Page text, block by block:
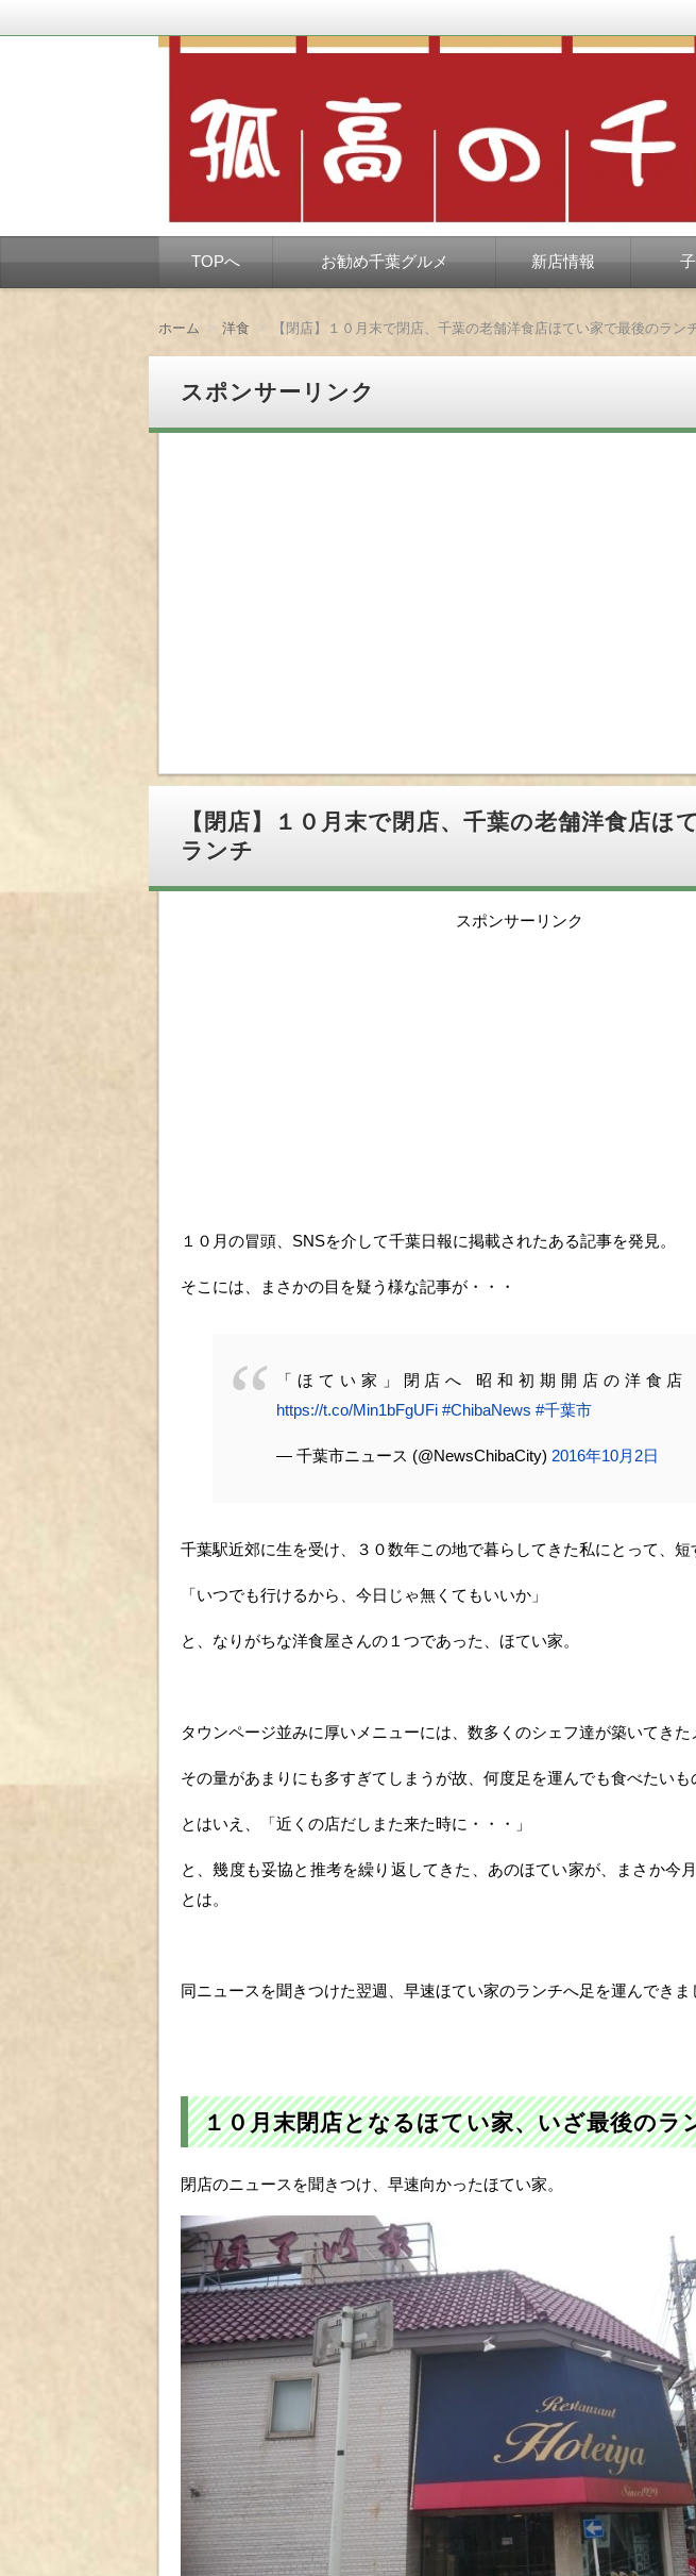
孤高の千葉グルメ
千葉市を中心とした、孤独なようで孤独でもない、ちょっと孤高な食べ歩
TOPへ お勧め千葉グルメ 新店情報
ホーム 洋食 【閉店】１０月末で閉店、千葉の老舗洋食店ほてい家で最後のラン
スポンサーリンク
【閉店】１０月末で閉店、千葉の老舗洋食店ほ
ランチ
スポンサーリンク
１０月の冒頭、SNSを介して千葉日報に掲載されたある記事を発見。
そこには、まさかの目を疑う様な記事が・・・
「ほてい家」閉店へ 昭和初期開店の洋食店
https://t.co/Min1bFgUFi #ChibaNews #千葉市
— 千葉市ニュース (@NewsChibaCity) 2016年10月2日
千葉駅近郊に生を受け、３０数年この地で暮らしてきた私にとって、短
「いつでも行けるから、今日じゃ無くてもいいか」
と、なりがちな洋食屋さんの１つであった、ほてい家。
タウンページ並みに厚いメニューには、数多くのシェフ達が築いてきた
その量があまりにも多すぎてしまうが故、何度足を運んでも食べたいも
とはいえ、「近くの店だしまた来た時に・・・」
と、幾度も妥協と推考を繰り返してきた、あのほてい家が、まさか今
とは。
同ニュースを聞きつけた翌週、早速ほてい家のランチへ足を運んできま
１０月末閉店となるほてい家、いざ最後のラ
閉店のニュースを聞きつけ、早速向かったほてい家。